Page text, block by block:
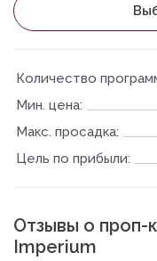
Количество
Мин. цена:
Макс. просадка:
Цель по прибыли:
Отзывы о проп-
Imperium